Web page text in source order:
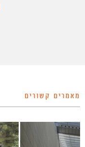
מאמרים קשורים